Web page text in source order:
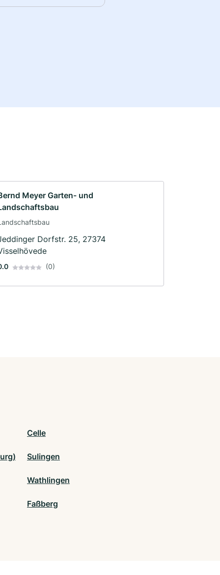
Meyer Garten- und
Dorfstr. 25, 27374
(0)
Celle
Sulingen
Wathlingen
Faßberg